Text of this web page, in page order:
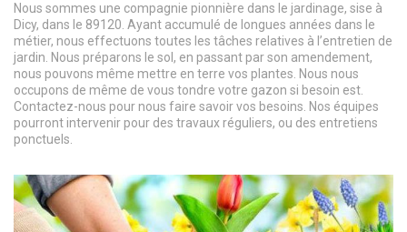
Nous sommes une compagnie pionnière dans le jardinage, sise à
Dicy, dans le 89120. Ayant accumulé de longues années dans le
métier, nous effectuons toutes les tâches relatives à l’entretien de
jardin. Nous préparons le sol, en passant par son amendement,
nous pouvons même mettre en terre vos plantes. Nous nous
occupons de même de vous tondre votre gazon si besoin est.
Contactez-nous pour nous faire savoir vos besoins. Nos équipes
pourront intervenir pour des travaux réguliers, ou des entretiens
ponctuels.